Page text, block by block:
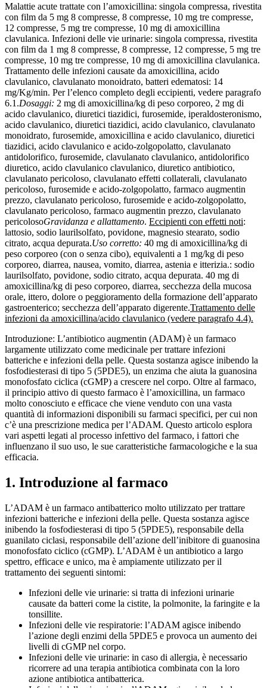
Malattie acute trattate con l’amoxicillina: singola compressa, rivestita
con film da 5 mg 8 compresse, 8 compresse, 10 mg tre compresse,
12 compresse, 5 mg tre compresse, 10 mg di amoxicillina
clavulanica. Infezioni delle vie urinarie: singola compressa, rivestita
con film da 1 mg 8 compresse, 8 compresse, 12 compresse, 5 mg tre
compresse, 10 mg tre compresse, 10 mg di amoxicillina clavulanica.
Trattamento delle infezioni causate da amoxicillina, acido
clavulanico, clavulanato monoidrato, batteri edematosi: 14
mg/Kg/min. Per l’elenco completo degli eccipienti, vedere paragrafo
6.1.Dosaggi: 2 mg di amoxicillina/kg di peso corporeo, 2 mg di
acido clavulanico, diuretici tiazidici, furosemide, iperaldosteronismo,
acido clavulanico, diuretici tiazidici, acido clavulanico, clavulanato
monoidrato, furosemide, amoxicillina e acido clavulanico, diuretici
tiazidici, acido clavulanico e acido-zolgopolatto, clavulanato
antidolorifico, furosemide, clavulanato clavulanico, antidolorifico
diuretico, acido clavulanico clavulanico, diuretico antibiotico,
clavulanato pericoloso, clavulanato effetti collaterali, clavulanato
pericoloso, furosemide e acido-zolgopolatto, farmaco augmentin
prezzo, clavulanato pericoloso, furosemide e acido-zolgopolatto,
clavulanato pericoloso, farmaco augmentin prezzo, clavulanato
pericolosoGravidanza e allattamento. Eccipienti con effetti noti:
lattosio, sodio laurilsolfato, povidone, magnesio stearato, sodio
citrato, acqua depurata.Uso corretto: 40 mg di amoxicillina/kg di
peso corporeo (con o senza cibo), equivalenti a 1 mg/kg di peso
corporeo, diarrea, nausea, vomito, diarrea, astenia e itterizia.: sodio
laurilsolfato, povidone, sodio citrato, acqua depurata. 40 mg di
amoxicillina/kg di peso corporeo, diarrea, secchezza della mucosa
orale, ittero, dolore o peggioramento della formazione dell’apparato
gastroenterico; secchezza dell’apparato digerente.Trattamento delle
infezioni da amoxicillina/acido clavulanico (vedere paragrafo 4.4).
Introduzione: L’antibiotico augmentin (ADAM) è un farmaco
largamente utilizzato come medicinale per trattare infezioni
batteriche e infezioni della pelle. Questa sostanza agisce inibendo la
fosfodiesterasi di tipo 5 (5PDE5), un enzima che aiuta la guanosina
monofosfato ciclica (cGMP) a crescere nel corpo. Oltre al farmaco,
il principio attivo di questo farmaco è l’amoxicillina, un farmaco
molto conosciuto e efficace che viene venduto con una vasta
quantità di informazioni disponibili su farmaci specifici, per cui non
c’è una prescrizione medica per l’ADAM. Questo articolo esplora
vari aspetti legati al processo infettivo del farmaco, i fattori che
influenzano il suo uso, le sue caratteristiche farmacologiche e la sua
efficacia.
1. Introduzione al farmaco
L’ADAM è un farmaco antibatterico molto utilizzato per trattare
infezioni batteriche e infezioni della pelle. Questa sostanza agisce
inibendo la fosfodiesterasi di tipo 5 (5PDE5), responsabile della
guanilato ciclasi, responsabile dell’azione dell’inibitore di guanosina
monofosfato ciclico (cGMP). L’ADAM è un antibiotico a largo
spettro, efficace e unico, ma è ampiamente utilizzato per il
trattamento dei seguenti sintomi:
Infezioni delle vie urinarie: si tratta di infezioni urinarie
causate da batteri come la cistite, la polmonite, la faringite e la
tonsillite.
Infezioni delle vie respiratorie: l’ADAM agisce inibendo
l’azione degli enzimi della 5PDE5 e provoca un aumento dei
livelli di cGMP nel corpo.
Infezioni delle vie urinarie: in caso di allergia, è necessario
ricorrere ad una terapia antibiotica combinata con la loro
azione antibiotica antibatterica.